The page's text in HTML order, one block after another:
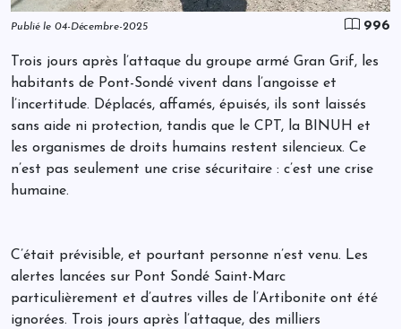
Publié le 04-Décembre-2025 996
Trois jours après l’attaque du groupe armé Gran Grif, les
habitants de Pont-Sondé vivent dans l’angoisse et
l’incertitude. Déplacés, affamés, épuisés, ils sont laissés
sans aide ni protection, tandis que le CPT, la BINUH et
les organismes de droits humains restent silencieux. Ce
n’est pas seulement une crise sécuritaire : c’est une crise
humaine.
C’était prévisible, et pourtant personne n’est venu. Les
alertes lancées sur Pont Sondé Saint-Marc
particulièrement et d’autres villes de l’Artibonite ont été
ignorées. Trois jours après l’attaque, des milliers